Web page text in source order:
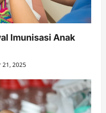
Imunisasi Anak
21, 2025